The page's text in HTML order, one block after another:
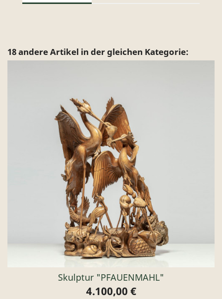
18 andere Artikel in der gleichen Kategorie:
Skulptur "PFAUENMAHL"
Preis
4.100,00 €